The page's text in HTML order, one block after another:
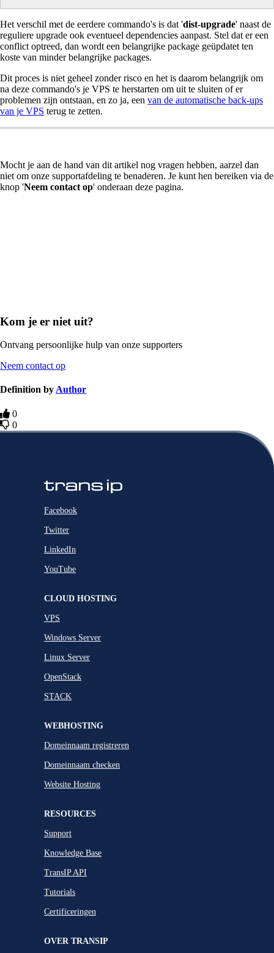
Het verschil met de eerdere commando's is dat 'dist-upgrade' naast de
reguliere upgrade ook eventueel dependencies aanpast. Stel dat er een
conflict optreed, dan wordt een belangrijke package geüpdatet ten
koste van minder belangrijke packages.
Dit proces is niet geheel zonder risco en het is daarom belangrijk om
na deze commando's je VPS te herstarten om uit te sluiten of er
problemen zijn ontstaan, en zo ja, een van de automatische back-ups
van je VPS terug te zetten.
Mocht je aan de hand van dit artikel nog vragen hebben, aarzel dan
niet om onze supportafdeling te benaderen. Je kunt hen bereiken via de
knop 'Neem contact op' onderaan deze pagina.
Kom je er niet uit?
Ontvang persoonlijke hulp van onze supporters
Neem contact op
Definition byAuthor
0
0
Facebook
Twitter
LinkedIn
YouTube
CLOUD HOSTING
VPS
Windows Server
Linux Server
OpenStack
STACK
WEBHOSTING
Domeinnaam registreren
Domeinnaam checken
Website Hosting
RESOURCES
Support
Knowledge Base
TransIP API
Tutorials
Certificeringen
OVER TRANSIP